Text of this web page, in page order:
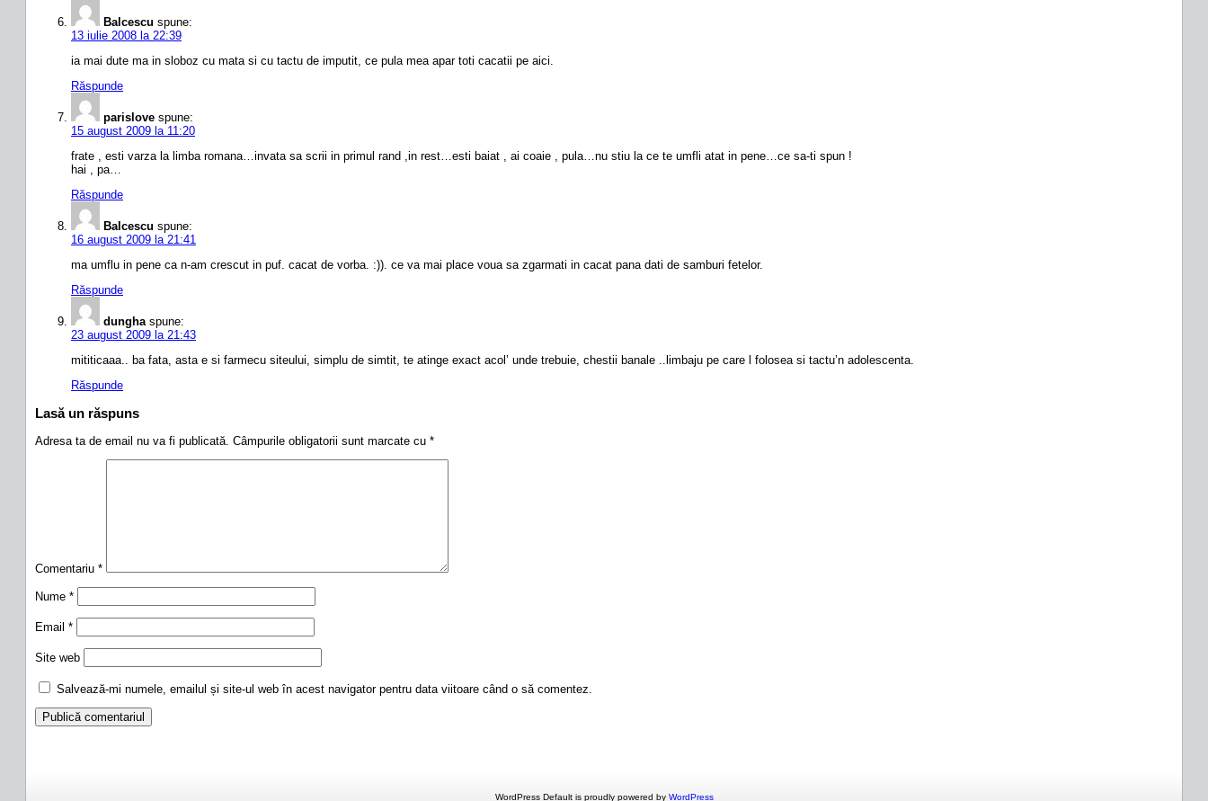
Balcescu spune:
13 iulie 2008 la 22:39
ia mai dute ma in sloboz cu mata si cu tactu de imputit, ce pula mea apar toti cacatii pe aici.
Răspunde
parislove spune:
15 august 2009 la 11:20
frate , esti varza la limba romana…invata sa scrii in primul rand ,in rest…esti baiat , ai coaie , pula…nu stiu la ce te umfli atat in pene…ce sa-ti spun !
hai , pa…
Răspunde
Balcescu spune:
16 august 2009 la 21:41
ma umflu in pene ca n-am crescut in puf. cacat de vorba. :)). ce va mai place voua sa zgarmati in cacat pana dati de samburi fetelor.
Răspunde
dungha spune:
23 august 2009 la 21:43
mititicaaa.. ba fata, asta e si farmecu siteului, simplu de simtit, te atinge exact acol’ unde trebuie, chestii banale ..limbaju pe care l folosea si tactu’n adolescenta.
Răspunde
Lasă un răspuns
Adresa ta de email nu va fi publicată. Câmpurile obligatorii sunt marcate cu *
Comentariu *
Nume *
Email *
Site web
Salvează-mi numele, emailul și site-ul web în acest navigator pentru data viitoare când o să comentez.
WordPress Default is proudly powered by WordPress